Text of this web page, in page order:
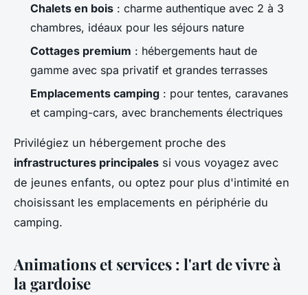
Chalets en bois : charme authentique avec 2 à 3
chambres, idéaux pour les séjours nature
Cottages premium : hébergements haut de
gamme avec spa privatif et grandes terrasses
Emplacements camping : pour tentes, caravanes
et camping-cars, avec branchements électriques
Privilégiez un hébergement proche des
infrastructures principales si vous voyagez avec
de jeunes enfants, ou optez pour plus d'intimité en
choisissant les emplacements en périphérie du
camping.
Animations et services : l'art de vivre à
la gardoise